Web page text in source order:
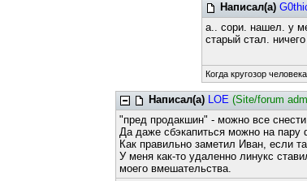
Написал(а)
а.. сори. нашел. у
старый стал.
Когда кругозор
Написал(а) LOE (Site/forum
"пред продакшин" - можно все снести
Да даже сбэкапиться можно на пару
Как правильно заметил Иван, если
У меня как-то удаленно линукс
моего вмешательства.